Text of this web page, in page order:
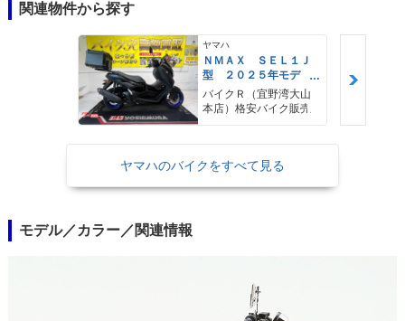
関連物件から探す
ヤマハ
ＮＭＡＸ ＳＥＬ１Ｊ
型 ２０２５年モデ
ル ＡＢＳ キーレ
ス リアキャリア リ
アＢＯＸ
バイクＲ（宜野湾大山
本店）格安バイク販売
ヤマハのバイクをすべて見る
モデル／カラー／関連情報